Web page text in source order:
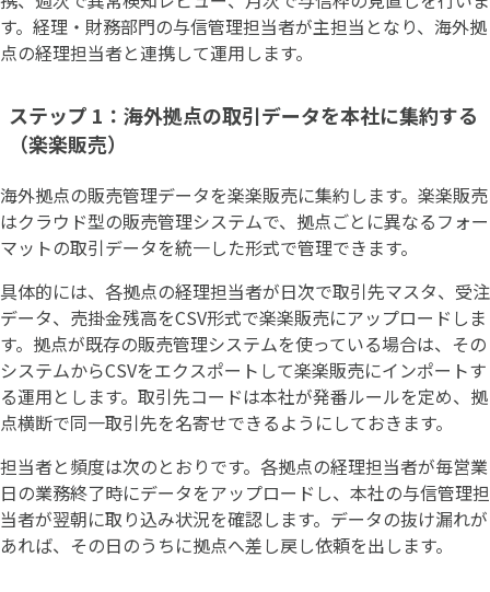
す。経理・財務部門の与信管理担当者が主担当となり、海外拠
点の経理担当者と連携して運用します。
ステップ 1：海外拠点の取引データを本社に集約する
（楽楽販売）
海外拠点の販売管理データを楽楽販売に集約します。楽楽販売
はクラウド型の販売管理システムで、拠点ごとに異なるフォー
マットの取引データを統一した形式で管理できます。
具体的には、各拠点の経理担当者が日次で取引先マスタ、受注
データ、売掛金残高をCSV形式で楽楽販売にアップロードしま
す。拠点が既存の販売管理システムを使っている場合は、その
システムからCSVをエクスポートして楽楽販売にインポートす
る運用とします。取引先コードは本社が発番ルールを定め、拠
点横断で同一取引先を名寄せできるようにしておきます。
担当者と頻度は次のとおりです。各拠点の経理担当者が毎営業
日の業務終了時にデータをアップロードし、本社の与信管理担
当者が翌朝に取り込み状況を確認します。データの抜け漏れが
あれば、その日のうちに拠点へ差し戻し依頼を出します。